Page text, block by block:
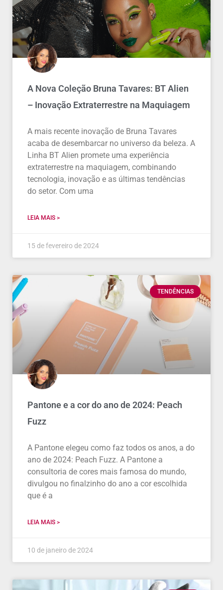
A Nova Coleção Bruna Tavares: BT Alien
– Inovação Extraterrestre na Maquiagem
A mais recente inovação de Bruna Tavares
acaba de desembarcar no universo da beleza. A
Linha BT Alien promete uma experiência
extraterrestre na maquiagem, combinando
tecnologia, inovação e as últimas tendências
do setor. Com uma
LEIA MAIS >
15 de fevereiro de 2024
TENDÊNCIAS
Pantone e a cor do ano de 2024: Peach
Fuzz
A Pantone elegeu como faz todos os anos, a do
ano de 2024: Peach Fuzz. A Pantone a
consultoria de cores mais famosa do mundo,
divulgou no finalzinho do ano a cor escolhida
que é a
LEIA MAIS >
10 de janeiro de 2024